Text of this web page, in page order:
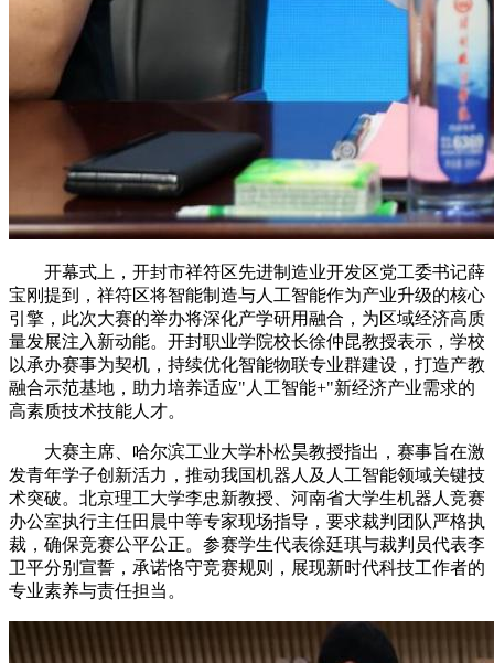
开幕式上，开封市祥符区先进制造业开发区党工委书记薛
宝刚提到，祥符区将智能制造与人工智能作为产业升级的核心
引擎，此次大赛的举办将深化产学研用融合，为区域经济高质
量发展注入新动能。开封职业学院校长徐仲昆教授表示，学校
以承办赛事为契机，持续优化智能物联专业群建设，打造产教
融合示范基地，助力培养适应"人工智能+"新经济产业需求的
高素质技术技能人才。
大赛主席、哈尔滨工业大学朴松昊教授指出，赛事旨在激
发青年学子创新活力，推动我国机器人及人工智能领域关键技
术突破。北京理工大学李忠新教授、河南省大学生机器人竞赛
办公室执行主任田晨中等专家现场指导，要求裁判团队严格执
裁，确保竞赛公平公正。参赛学生代表徐廷琪与裁判员代表李
卫平分别宣誓，承诺恪守竞赛规则，展现新时代科技工作者的
专业素养与责任担当。